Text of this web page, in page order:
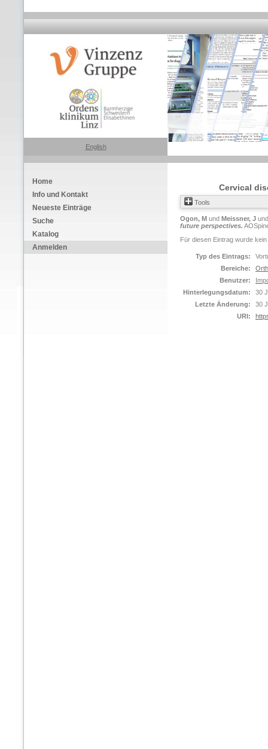
English
Home
Info und Kontakt
Neueste Einträge
Suche
Katalog
Anmelden
Cervical
Tools
Ogon, M und Meissner, J
future perspectives.
Für diesen Eintrag wurde
Typ des Eintrags:
Bereiche:
Benutzer:
Hinterlegungsdatum:
30
Letzte Änderung:
30
URI: